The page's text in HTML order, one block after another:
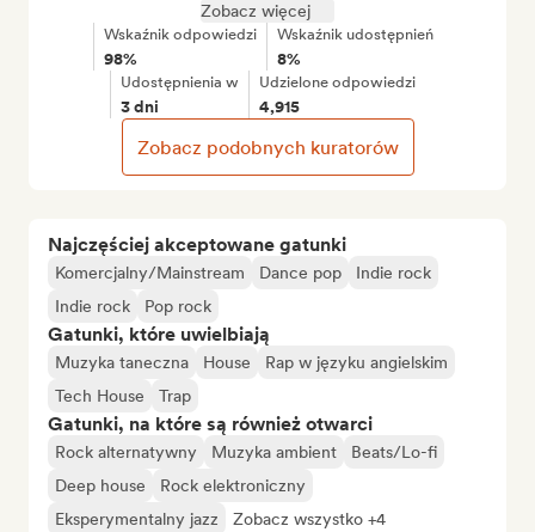
Najczęściej akceptowane gatunki
Komercjalny/Mainstream Dance pop
Indie rock
Indie rock
Pop rock
Gatunki, które uwielbiają
Muzyka taneczna House
Rap w języku angielskim
Tech House
Trap
Gatunki, na które są również otwarci
Rock alternatywny Muzyka ambient
Beats/Lo-fi
Deep house
Rock elektroniczny
Eksperymentalny jazz
Zobacz wszystko +4
Zobacz więcej
Wskaźnik odpowiedzi
98%
Wskaźnik udostępnień
8%
Udostępnienia w
3 dni
Udzielone odpowiedzi
4,915
Zobacz podobnych kuratorów